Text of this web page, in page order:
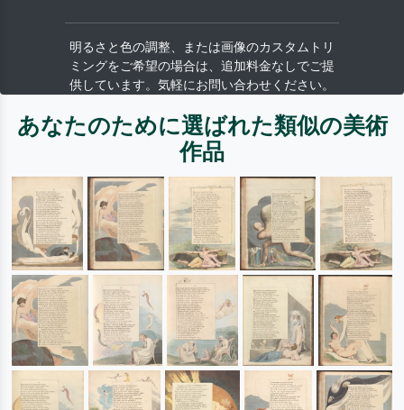
明るさと色の調整、または画像のカスタムトリ
ミングをご希望の場合は、追加料金なしでご提
供しています。気軽にお問い合わせください。
あなたのために選ばれた類似の美術
作品